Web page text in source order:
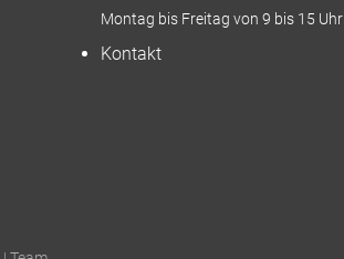
Montag bis Freitag von 9 bis 15 Uhr
Kontakt